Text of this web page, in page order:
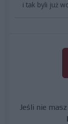
i tak byli już
Jeśli nie